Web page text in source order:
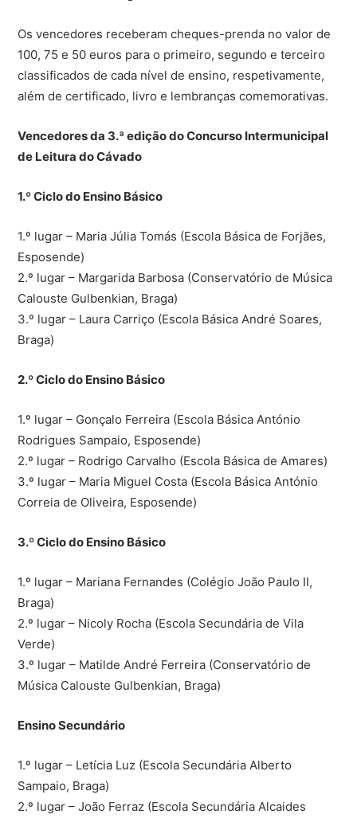
Os vencedores receberam cheques-prenda no valor de
100, 75 e 50 euros para o primeiro, segundo e terceiro
classificados de cada nível de ensino, respetivamente,
além de certificado, livro e lembranças comemorativas.
Vencedores da 3.ª edição do Concurso Intermunicipal
de Leitura do Cávado
1.º Ciclo do Ensino Básico
1.º lugar – Maria Júlia Tomás (Escola Básica de Forjães,
Esposende)
2.º lugar – Margarida Barbosa (Conservatório de Música
Calouste Gulbenkian, Braga)
3.º lugar – Laura Carriço (Escola Básica André Soares,
Braga)
2.º Ciclo do Ensino Básico
1.º lugar – Gonçalo Ferreira (Escola Básica António
Rodrigues Sampaio, Esposende)
2.º lugar – Rodrigo Carvalho (Escola Básica de Amares)
3.º lugar – Maria Miguel Costa (Escola Básica António
Correia de Oliveira, Esposende)
3.º Ciclo do Ensino Básico
1.º lugar – Mariana Fernandes (Colégio João Paulo II,
Braga)
2.º lugar – Nicoly Rocha (Escola Secundária de Vila
Verde)
3.º lugar – Matilde André Ferreira (Conservatório de
Música Calouste Gulbenkian, Braga)
Ensino Secundário
1.º lugar – Letícia Luz (Escola Secundária Alberto
Sampaio, Braga)
2.º lugar – João Ferraz (Escola Secundária Alcaides